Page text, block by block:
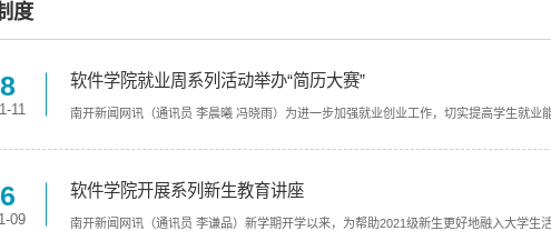
度
11
软件学院就业周系列活动举办“简历大赛”
南开新闻网讯（通讯员 李晨曦 冯晓雨）为进一步加强就业创业工作，切实提高学生就
09
软件学院开展系列新生教育讲座
南开新闻网讯（通讯员 李谦品）新学期开学以来，为帮助2021级新生更好地融入大学生